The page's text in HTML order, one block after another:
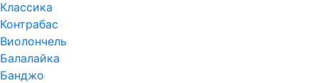
Классика
Контрабас
Виолончель
Балалайка
Банджо